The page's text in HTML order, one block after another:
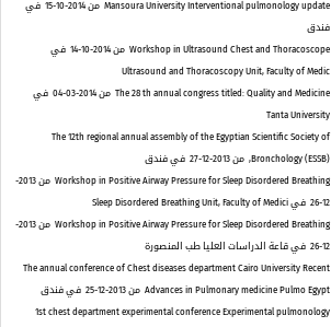
Mansoura University Interventional pulmonology update من 2014-10-15
في
فندق
Workshop in Ultrasound Chest and Thoracoscope من 2014-10-14
في
Ultrasound and Thoracoscopy Unit, Faculty of Medic
The 28 th annual congress titled: Quality and Medicine من 2014-03-04
في
Tanta University
The 12th regional annual assembly of the Egyptian Scientific Society of
Bronchology (ESSB), من 2013-12-27
في فندق
Workshop in Positive Airway Pressure for Sleep Disordered Breathing
من 2013-
12-26
في Sleep Disordered Breathing Unit, Faculty of Medici
Workshop in Positive Airway Pressure for Sleep Disordered Breathing
من 2013-
12-26
في قاعة الدراسات العليا طب المنصورة
The annual conference of Chest diseases department Cairo University Recent
Advances in Pulmonary medicine Pulmo Egypt من 2013-12-25
في فندق
1st chest department experimental conference Experimental pulmonology